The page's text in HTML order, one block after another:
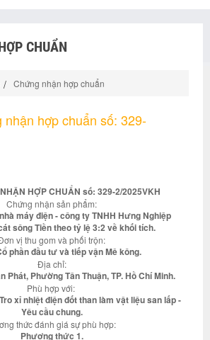
CHUẨN
Chứng nhận hợp chuẩn
hợp chuẩn số: 329-
HỢP CHUẨN số: 329-2/2025VKH
Chứng nhận sản phẩm:
máy điện - công ty TNHH Hưng Nghiệp
sông Tiền theo tỷ lệ 3:2 về khối tích.
vị thu gom và phối trộn:
phần đầu tư và tiếp vận Mê kông.
Địa chỉ:
Phát, Phường Tân Thuận, TP. Hồ Chí Minh.
Phù hợp với:
xỉ nhiệt điện đốt than làm vật liệu san lấp -
Yêu cầu chung.
thức đánh giá sự phù hợp:
Phương thức 1.